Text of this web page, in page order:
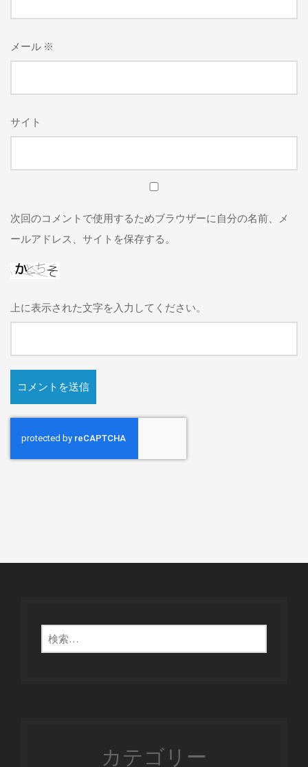
メール ※
サイト
次回のコメントで使用するためブラウザーに自分の名前、メ
ールアドレス、サイトを保存する。
上に表示された文字を入力してください。
検
索:
カテゴリー